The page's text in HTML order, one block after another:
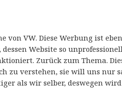
von VW. Diese Werbung ist
dessen Website so
Zurück zum Thema.
zu verstehen, sie will uns nur
als wir selber, deswegen